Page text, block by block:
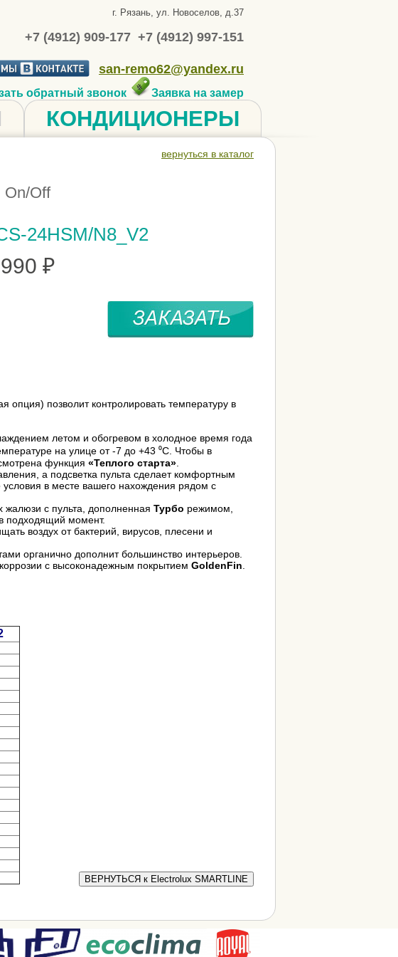
г. Рязань, ул. Новоселов, д.37
+7 (4912) 909-177 +7 (4912) 997-151
san-remo62@yandex.ru
обратный звонок Заявка на замер
КОНДИЦИОНЕРЫ
вернуться в каталог
On/Off
24HSM/N8_V2
₽
опция) позволит контролировать температуру в
летом и обогревом в холодное время года
на улице от -7 до +43 ⁰С. Чтобы в
функция «Теплого старта»
а подсветка пульта сделает комфортным
условия в месте вашего нахождения рядом с
жалюзи с пульта, дополненная Турбо режимом,
подходящий момент.
воздух от бактерий, вирусов, плесени и
органично дополнит большинство интерьеров.
с высоконадежным покрытием GoldenFin